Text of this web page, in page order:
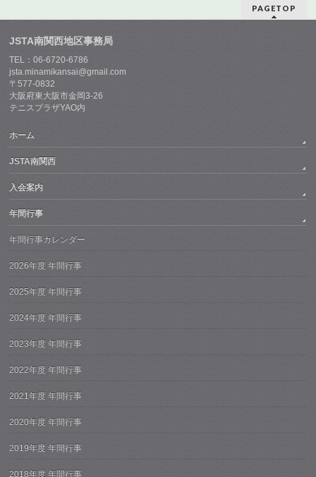
PAGETOP
JSTA南関西地区事務局
TEL：06-6720-6786
jsta.minamikansai@gmail.com
〒577-0832
大阪府東大阪市金岡3-26
テニスプラザYAO内
ホーム
JSTA南関西
入会案内
年間行事
年間行事カレンダー
2026年度 年間行事
2025年度 年間行事
2024年度 年間行事
2023年度 年間行事
2022年度 年間行事
2021年度 年間行事
2020年度 年間行事
2019年度 年間行事
2018年度 年間行事